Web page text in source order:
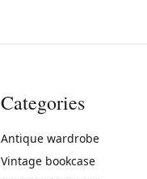
Categories
Antique wardrobe
Vintage bookcase